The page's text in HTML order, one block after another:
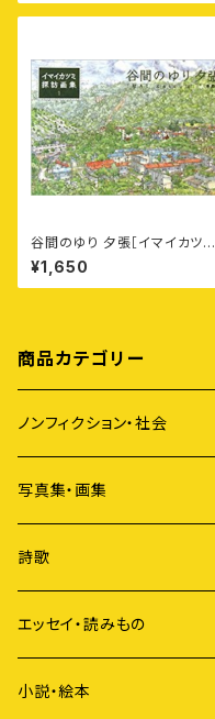
谷間のゆり 夕張［イマイカツミ
探訪画集1］
¥1,650
商品カテゴリー
ノンフィクション・社会
アイヌ
原発
ジェンダー
歴史
写真集・画集
詩歌
短歌
俳句
エッセイ・読みもの
小説・絵本